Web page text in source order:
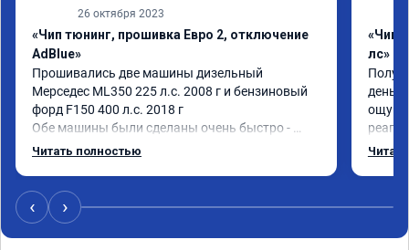
26 октября 2023
«Чип тюнинг, прошивка Евро 2, отключение
AdBlue»
Прошивались две машины дизельный
Мерседес ML350 225 л.с. 2008 г и бензиновый
форд F150 400 л.с. 2018 г
Обе машины были сделаны очень быстро -
прошивка качественная, расход упал, реакция
эксплуатации, а так же существенный дисконт
на стоимость удаленных катализаторов.
Очень рекомендую ребят, знают что делают и
Читать полностью
«Чип
лс»
день ,
‹ ›